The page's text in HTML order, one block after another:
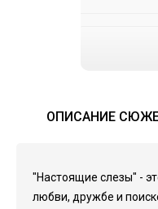
ОПИСАНИЕ
"Настоящие слезы" -
любви, дружбе и